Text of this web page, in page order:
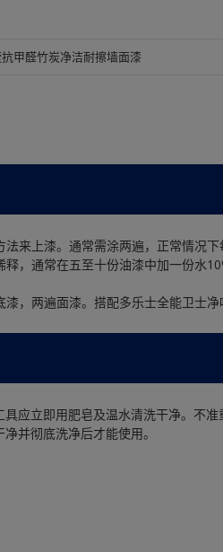
甲醛竹炭净洁耐擦墙面漆
法来上漆。通常需涂两遍，正常情况下
释，通常在五至十份油漆中加一份水
漆，两遍面漆。搭配多乐士全能卫士净
应立即用肥皂及温水清洗干净。不
并彻底洗净后才能使用。